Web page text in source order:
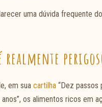
uma dúvida frequente
em sua cartilha “Dez passos
os alimentos ricos em